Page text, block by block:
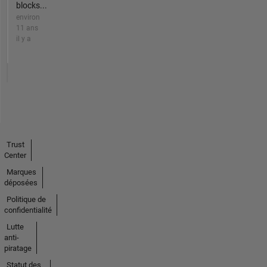
blocks...
environ
11 ans
il y a
Trust
Center
Marques
déposées
Politique de
confidentialité
Lutte
anti-
piratage
Statut des